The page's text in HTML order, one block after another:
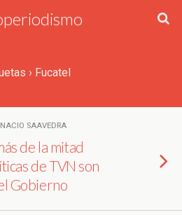
› Fucatel
SAAVEDRA
de la mitad
de TVN son
Gobierno